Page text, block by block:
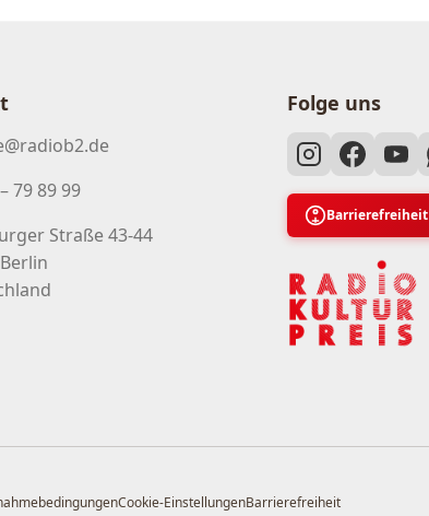
79 89 99
Straße 43-44
Folge uns
Barrierefreiheit
Cookie-EinstellungenBarrierefreiheit